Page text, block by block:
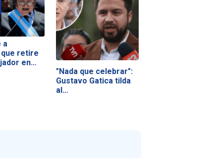
a
retire
en…
"Nada que celebrar":
Gustavo Gatica tilda
al…